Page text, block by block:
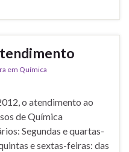
em Química
o atendimento ao
de Química
Segundas e quartas-
e sextas-feiras: das